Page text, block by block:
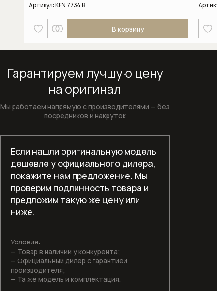
Отдельностоящие холодильники-
морозильники
Пароварки
Пароварки с СВЧ
Подогреватели посуды
Полновстраиваемые
посудомоечные машины шириной 45
Полновстраиваемые
посудомоечные машины шириной 60
Пылесосы
Вертикальные беспроводные
пылесосы
Артикул:KFN 7734 B
В корзину
Гарантируем лучшую цену
на оригинал
Мы работаем напрямую с производителями — без
посредников и накруток
Если нашли оригинальную модель
дешевле у официального дилера,
покажите нам предложение. Мы
проверим подлинность товара и
предложим такую же цену или
ниже.
Условия:
— Товар в наличии у конкурента;
— Официальный дилер с гарантией
производителя;
— Та же модель и комплектация.